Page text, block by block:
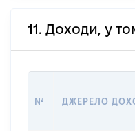
11. Доходи, у
№ ДЖЕРЕЛО